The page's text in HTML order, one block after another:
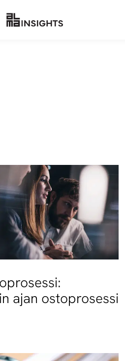
ajan ostoprosessi